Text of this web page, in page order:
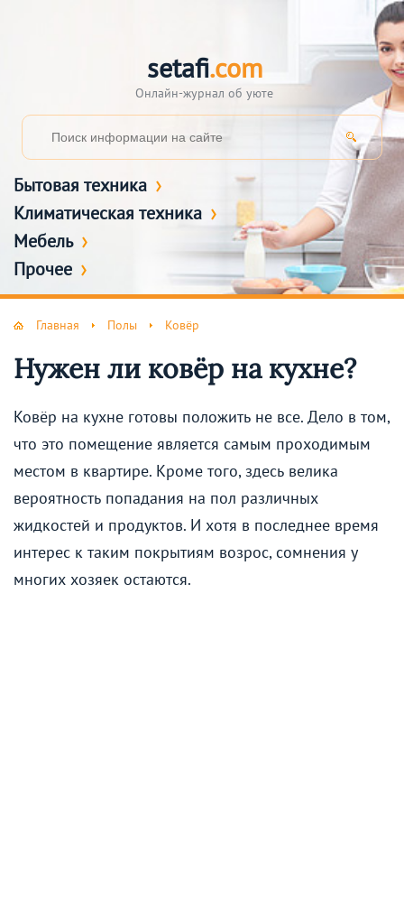
setafi.com
Онлайн-журнал об уюте
Бытовая техника
Климатическая техника
Мебель
Прочее
Главная Полы Ковёр
Нужен ли ковёр на кухне?
Ковёр на кухне готовы положить не все. Дело в том,
что это помещение является самым проходимым
местом в квартире. Кроме того, здесь велика
вероятность попадания на пол различных
жидкостей и продуктов. И хотя в последнее время
интерес к таким покрытиям возрос, сомнения у
многих хозяек остаются.